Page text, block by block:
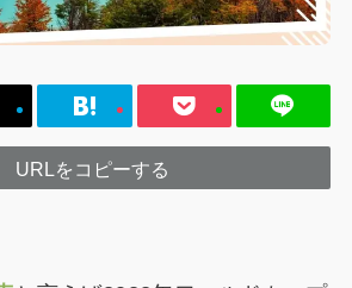
URLをコピーする